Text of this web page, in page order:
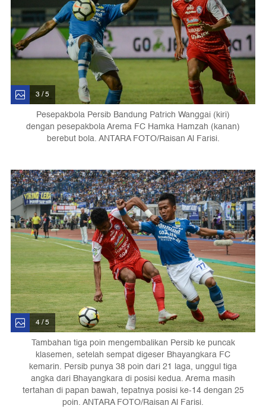
3 / 5
Pesepakbola Persib Bandung Patrich Wanggai (kiri)
dengan pesepakbola Arema FC Hamka Hamzah (kanan)
berebut bola. ANTARA FOTO/Raisan Al Farisi.
4 / 5
Tambahan tiga poin mengembalikan Persib ke puncak
klasemen, setelah sempat digeser Bhayangkara FC
kemarin. Persib punya 38 poin dari 21 laga, unggul tiga
angka dari Bhayangkara di posisi kedua. Arema masih
tertahan di papan bawah, tepatnya posisi ke-14 dengan 25
poin. ANTARA FOTO/Raisan Al Farisi.